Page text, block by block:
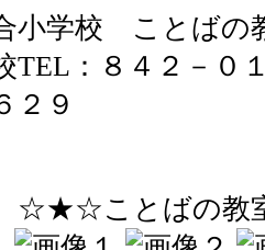
小学校 ことば
：８４２－０
２９
とばの教室